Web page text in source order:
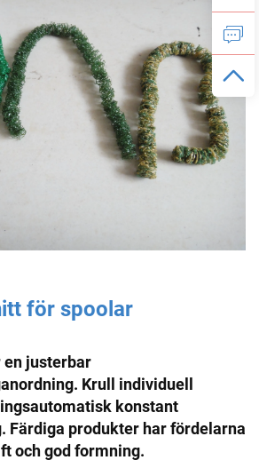
för spoolar
en justerbar
Krull individuell
konstant
Färdiga produkter har fördelarna
och god formning.